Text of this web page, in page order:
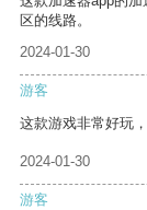
区的线路。
2024-01-30
游客
这款游戏非常好玩
2024-01-30
游客